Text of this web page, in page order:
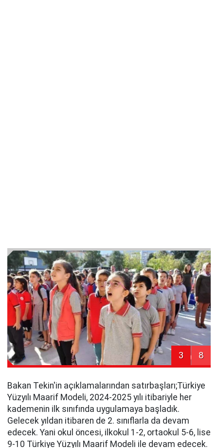
3 8
Bakan Tekin'in açıklamalarından satırbaşları;Türkiye
Yüzyılı Maarif Modeli, 2024-2025 yılı itibariyle her
kademenin ilk sınıfında uygulamaya başladık.
Gelecek yıldan itibaren de 2. sınıflarla da devam
edecek. Yani okul öncesi, ilkokul 1-2, ortaokul 5-6, lise
9-10 Türkiye Yüzyılı Maarif Modeli ile devam edecek.